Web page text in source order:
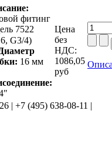
фитинг
7522
G3/4)
16 мм
Цена
без
НДС:
1086,05
руб
| +7 (495) 638-08-11 |